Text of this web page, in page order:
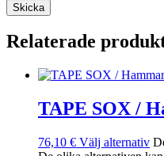
Skicka
Relaterade
TAPE SOX /
76,10 € Välj alternativ